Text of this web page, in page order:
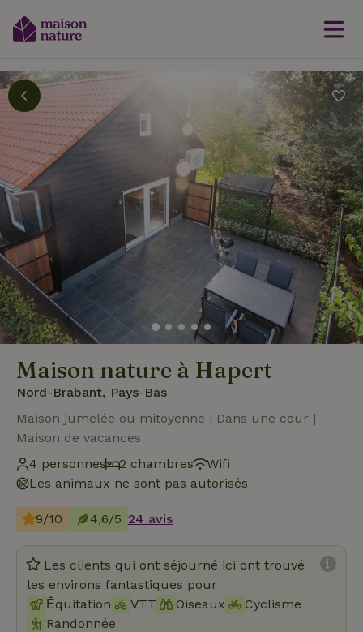
Maison nature à Hapert
Nord-Brabant, Pays-Bas
Maison jumelée ou mitoyenne | Dans une cour |
Maison de vacances
4 personnes
2 chambres
Wifi
Les animaux ne sont pas autorisés
9/10 4,6/5 24 avis
Les clients qui ont séjourné ici ont trouvé
les environs fantastiques pour
Ḗquitation
VTT Oiseaux
Cyclisme
Randonnée